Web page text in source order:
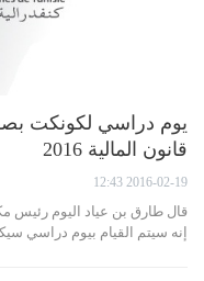
يوم دراسي لكونكت
قانون المالية 2016
2016-02-19 12:43
قال طارق بن عياد اليوم
إنه سيتم القيام بيوم دراسي